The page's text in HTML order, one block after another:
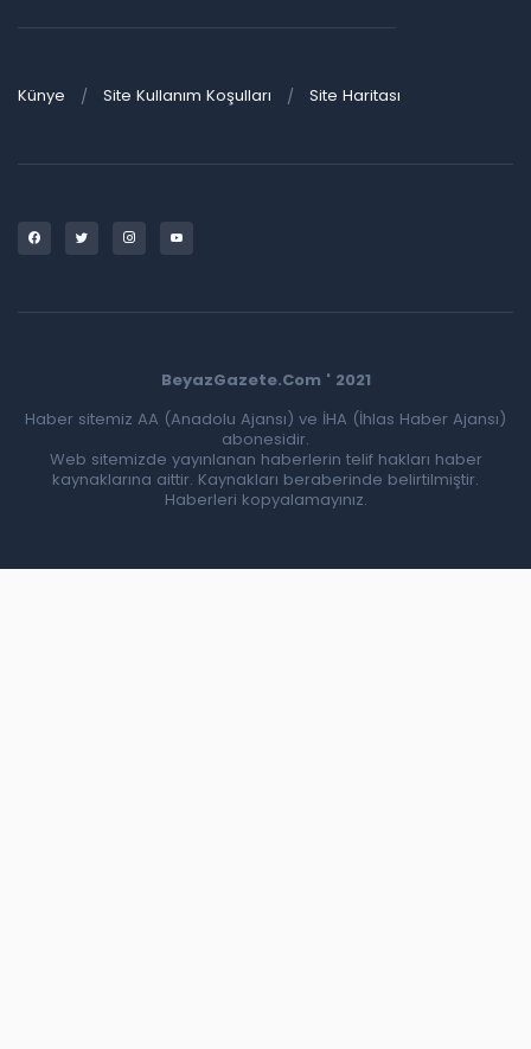
Künye Site Kullanım Koşulları Site Haritası
BeyazGazete.Com ' 2021
Haber sitemiz AA (Anadolu Ajansı) ve İHA (İhlas Haber Ajansı)
abonesidir.
Web sitemizde yayınlanan haberlerin telif hakları haber
kaynaklarına aittir. Kaynakları beraberinde belirtilmiştir.
Haberleri kopyalamayınız.